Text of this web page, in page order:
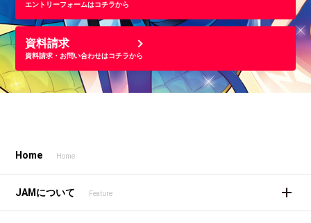
エントリーフォームはコチラから
資料請求
資料請求・お問い合わせはコチラから
Home Home
JAMについて Feature